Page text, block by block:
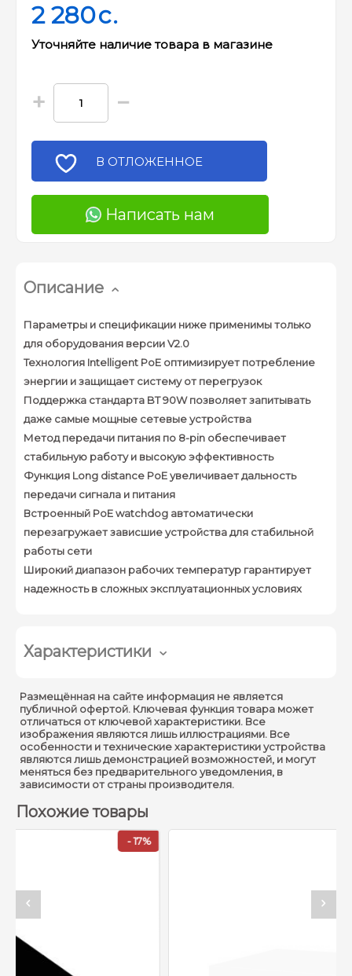
2 280c.
Уточняйте наличие товара в магазине
+ −
В ОТЛОЖЕННОЕ
Написать нам
Описание
Параметры и спецификации ниже применимы только
для оборудования версии V2.0
Технология Intelligent PoE оптимизирует потребление
энергии и защищает систему от перегрузок
Поддержка стандарта BT 90W позволяет запитывать
даже самые мощные сетевые устройства
Метод передачи питания по 8-pin обеспечивает
стабильную работу и высокую эффективность
Функция Long distance PoE увеличивает дальность
передачи сигнала и питания
Встроенный PoE watchdog автоматически
перезагружает зависшие устройства для стабильной
работы сети
Широкий диапазон рабочих температур гарантирует
надежность в сложных эксплуатационных условиях
Характеристики
Порты доступа (PoE) : 8 × RJ-45 10/100 Мбит/с
Порты Uplink :
2 × RJ-45 10/100/1000
Мбит/с (Giga Ethernet)
Производительность
Коммутационная
Размещённая на сайте информация не является
публичной офертой. Ключевая функция товара может
отличаться от ключевой характеристики. Все
изображения являются лишь иллюстрациями. Все
особенности и технические характеристики устройства
являются лишь демонстрацией возможностей, и могут
меняться без предварительного уведомления, в
зависимости от страны производителя.
Похожие товары